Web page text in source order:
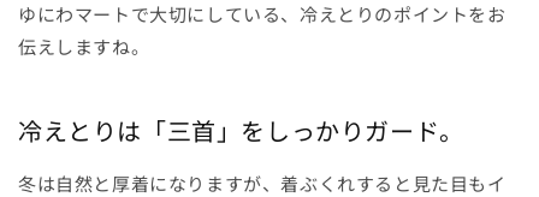
ゆにわマートで大切にしている、冷えとりのポイントをお
伝えしますね。
冷えとりは「三首」をしっかりガード。
冬は自然と厚着になりますが、着ぶくれすると見た目もイ